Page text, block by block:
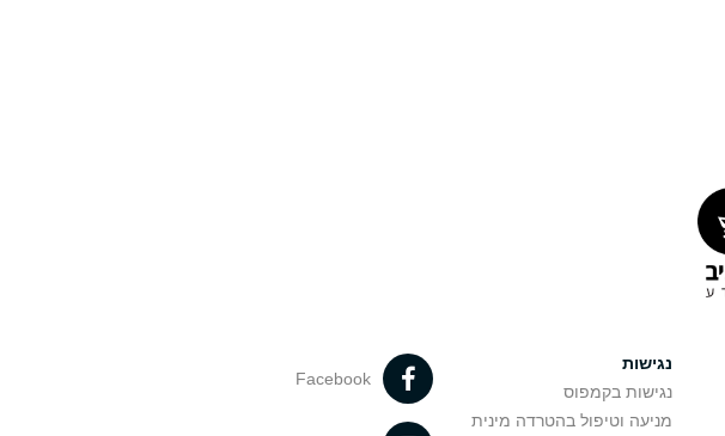
נגישות
נגישות בקמפוס
מניעה וטיפול בהטרדה מינית
Facebook